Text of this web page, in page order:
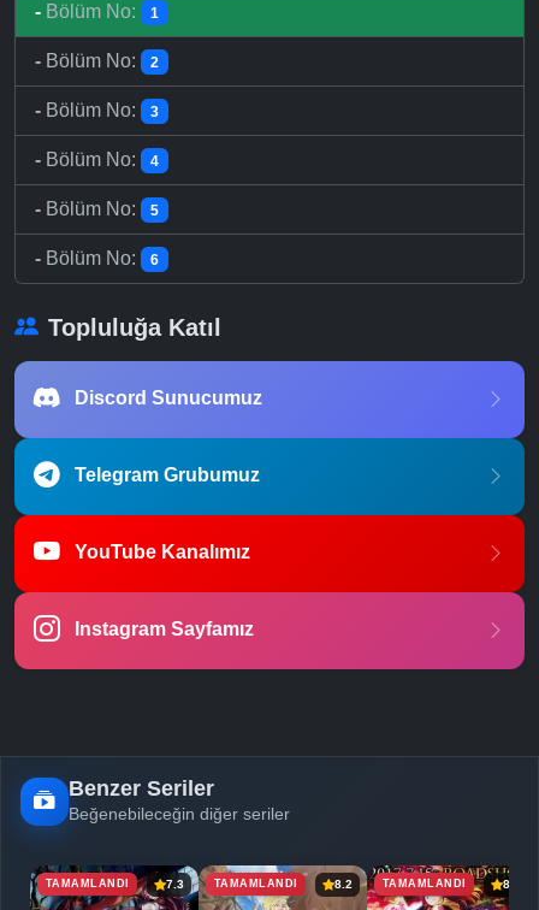
- Bölüm No: 1
- Bölüm No: 2
- Bölüm No: 3
- Bölüm No: 4
- Bölüm No: 5
- Bölüm No: 6
Topluluğa Katıl
Discord Sunucumuz
Telegram Grubumuz
YouTube Kanalımız
Instagram Sayfamız
Benzer Seriler
Beğenebileceğin diğer seriler
TAMAMLANDI 7.3 TAMAMLANDI 8.2 TAMAMLANDI 8.2